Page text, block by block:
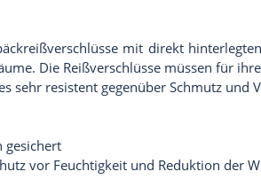
mit direkt
Die Reißverschlüsse müssen für
sehr resistent gegenüber Schmutz und
gesichert
vor Feuchtigkeit und Reduktion der